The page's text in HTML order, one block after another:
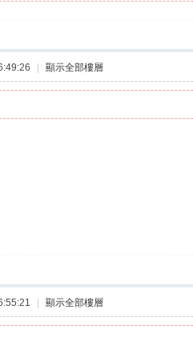
顯示全部樓層
顯示全部樓層